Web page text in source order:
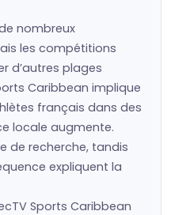
nombreux
les compétitions
d’autres plages
Caribbean implique
français dans des
locale augmente.
de recherche, tandis
expliquent la
Sports Caribbean